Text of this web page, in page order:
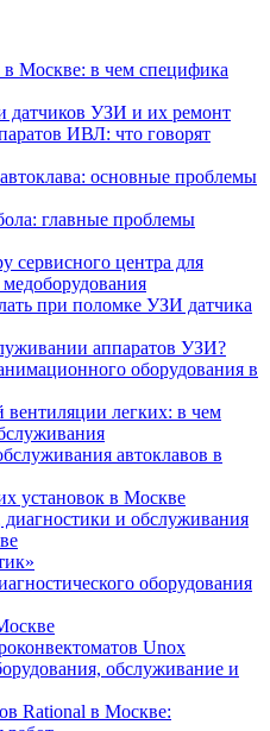
в Москве: в чем специфика
датчиков УЗИ и их ремонт
ИВЛ: что говорят
основные проблемы
главные проблемы
сервисного центра для
при поломке УЗИ датчика
аппаратов УЗИ?
оборудования в
вентиляции легких: в чем
автоклавов в
установок в Москве
и обслуживания
оборудования
Unox
обслуживание и
Rational в Москве: